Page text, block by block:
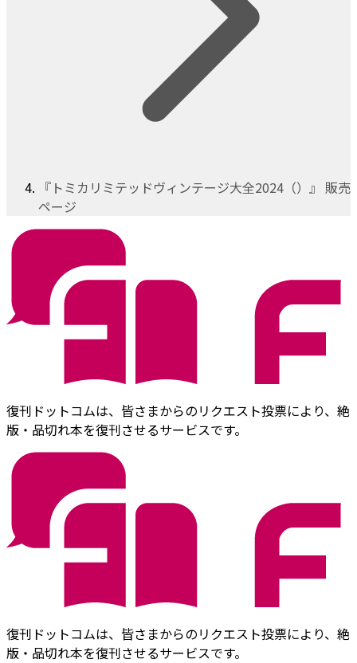
『トミカリミテッドヴィンテージ大全2024（）』 販売
ページ
復刊ドットコムは、皆さまからのリクエスト投票により、絶
版・品切れ本を復刊させるサービスです。
復刊ドットコムは、皆さまからのリクエスト投票により、絶
版・品切れ本を復刊させるサービスです。